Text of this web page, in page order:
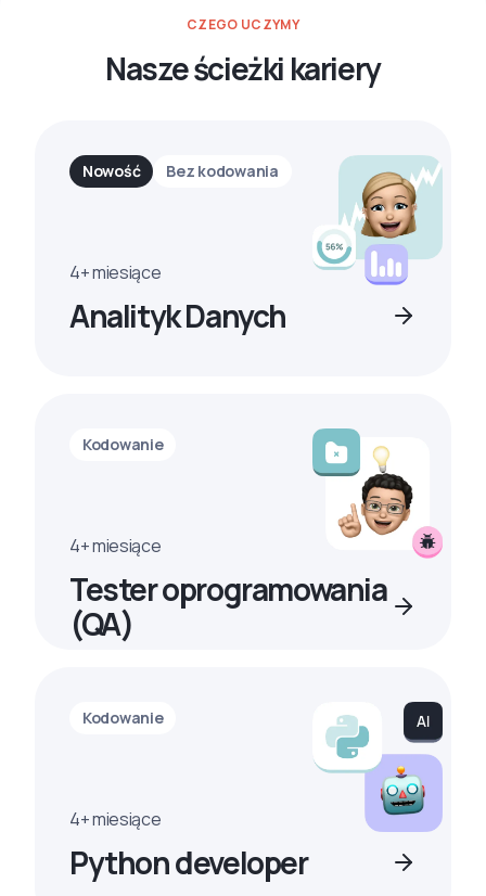
CZEGO UCZYMY
Nasze ścieżki kariery
Nowość Bez kodowania
4+ miesiące
Analityk Danych
Kodowanie
4+ miesiące
Tester oprogramowania
(QA)
Kodowanie
4+ miesiące
Python developer